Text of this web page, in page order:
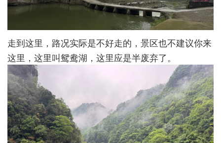
走到这里，路况实际是不好走的，景区也不建议你来
这里，这里叫鸳鸯湖，这里应是半废弃了。